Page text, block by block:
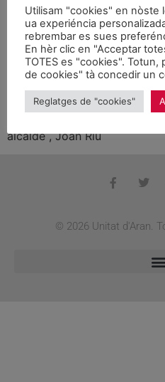
El Govern
euros en el
viene un montante de
alcalde , Joan Riu
© 2026 Unitat d'Aran.
Utilisam "cookies" en nòste
ua experiéncia
rebrembar es sues
En hèr clic en "Acceptar
TOTES es "cookies".
de cookies" tà concedir un
Reglatges de "cookies"